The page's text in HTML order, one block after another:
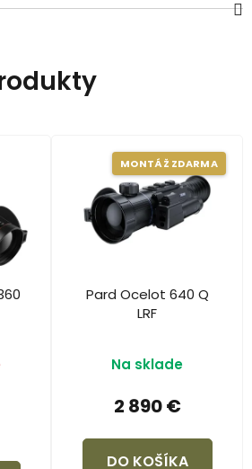
MONTÁŽ ZDARMA
Pard Ocelot 640 Q
LRF
Na sklade
2 890 €
DO KOŠÍKA